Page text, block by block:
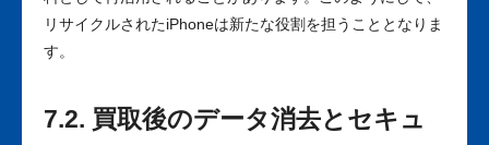
リサイクルされたiPhoneは新たな役割を担うこととなりま
す。
7.2. 買取後のデータ消去とセキュ